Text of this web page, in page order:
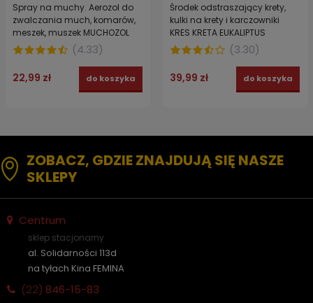
Spray na muchy. Aerozol do
zwalczania much, komarów,
meszek, muszek MUCHOZOL
300 ml
(4.33)
22,99 zł do koszyka
Środek odstraszający krety,
kulki na krety i karczowniki
KRES KRETA EUKALIPTUS
(3.30)
39,99 zł do koszyka
ZOBACZ, GDZIE ZNAJDUJĄ SIĘ NASZE
SKLEPY
Centrum
sklep stacjonarny
al. Solidarności 113d
na tyłach Kina FEMINA
(22) 846-15-83